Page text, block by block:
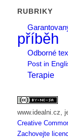
RUBRIKY
příběh
Odborné
Post in
Terapie
www.idealni.cz ,
Creative
Zachovejte